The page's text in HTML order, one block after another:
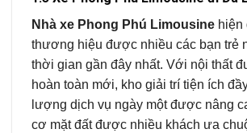
Nhà xe Phong Phú Limousine hiện
thương hiệu được nhiều các bạn trẻ
thời gian gần đây nhất. Với nội thất
hoàn toàn mới, kho giải trí tiện ích
lượng dịch vụ ngày một được nâng
cơ mặt đất được nhiều khách ưa